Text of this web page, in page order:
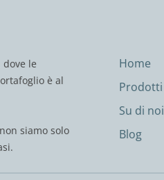
dove le
è al
siamo solo
Home
Prodotti
Su di noi
Blog